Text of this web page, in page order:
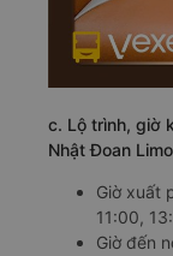
c. Lộ trình, giờ
Nhật Đoan
Giờ xuất
11:00,
Giờ đến